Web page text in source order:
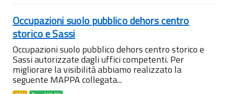
Occupazioni suolo pubblico dehors centro
storico e Sassi
Occupazioni suolo pubblico dehors centro storico e
Sassi autorizzate dagli uffici competenti. Per
migliorare la visibilità abbiamo realizzato la
seguente MAPPA collegata...